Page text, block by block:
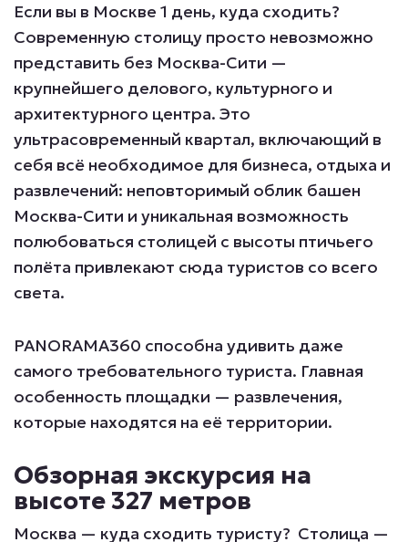
Если вы в Москве 1 день, куда сходить?
Современную столицу просто невозможно
представить без Москва-Сити —
крупнейшего делового, культурного и
архитектурного центра. Это
ультрасовременный квартал, включающий в
себя всё необходимое для бизнеса, отдыха и
развлечений: неповторимый облик башен
Москва-Сити и уникальная возможность
полюбоваться столицей с высоты птичьего
полёта привлекают сюда туристов со всего
света.
PANORAMA360 способна удивить даже
самого требовательного туриста. Главная
особенность площадки — развлечения,
которые находятся на её территории.
Обзорная экскурсия на
высоте 327 метров
Москва — куда сходить туристу? Столица —